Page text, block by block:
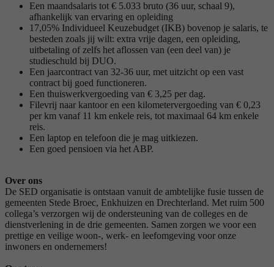
Een maandsalaris tot € 5.033 bruto (36 uur, schaal 9),
afhankelijk van ervaring en opleiding
17,05% Individueel Keuzebudget (IKB) bovenop je salaris, te
besteden zoals jij wilt: extra vrije dagen, een opleiding,
uitbetaling of zelfs het aflossen van (een deel van) je
studieschuld bij DUO.
Een jaarcontract van 32-36 uur, met uitzicht op een vast
contract bij goed functioneren.
Een thuiswerkvergoeding van € 3,25 per dag.
Filevrij naar kantoor en een kilometervergoeding van € 0,23
per km vanaf 11 km enkele reis, tot maximaal 64 km enkele
reis.
Een laptop en telefoon die je mag uitkiezen.
Een goed pensioen via het ABP.
Over ons
De SED organisatie is ontstaan vanuit de ambtelijke fusie tussen de
gemeenten Stede Broec, Enkhuizen en Drechterland. Met ruim 500
collega’s verzorgen wij de ondersteuning van de colleges en de
dienstverlening in de drie gemeenten. Samen zorgen we voor een
prettige en veilige woon-, werk- en leefomgeving voor onze
inwoners en ondernemers!